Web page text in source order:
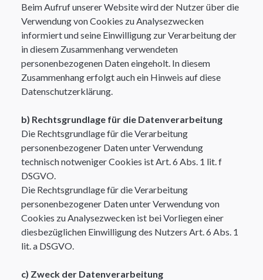
Beim Aufruf unserer Website wird der Nutzer über die
Verwendung von Cookies zu Analysezwecken
informiert und seine Einwilligung zur Verarbeitung der
in diesem Zusammenhang verwendeten
personenbezogenen Daten eingeholt. In diesem
Zusammenhang erfolgt auch ein Hinweis auf diese
Datenschutzerklärung.
​b) Rechtsgrundlage für die Datenverarbeitung
Die Rechtsgrundlage für die Verarbeitung
personenbezogener Daten unter Verwendung
technisch notweniger Cookies ist Art. 6 Abs. 1 lit. f
DSGVO.
Die Rechtsgrundlage für die Verarbeitung
personenbezogener Daten unter Verwendung von
Cookies zu Analysezwecken ist bei Vorliegen einer
diesbezüglichen Einwilligung des Nutzers Art. 6 Abs. 1
lit. a DSGVO.​
c) Zweck der Datenverarbeitung